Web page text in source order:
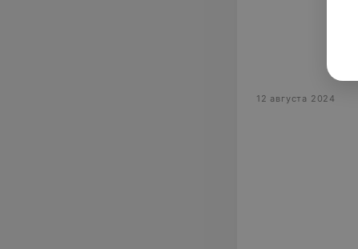
12 августа 2024